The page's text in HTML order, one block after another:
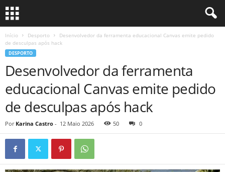
Início Desporto
Desenvolvedor da ferramenta educacional Canvas emite pedido
de desculpas após hack
DESPORTO
Desenvolvedor da ferramenta
educacional Canvas emite pedido
de desculpas após hack
Por Karina Castro - 12 Maio 2026 50 0